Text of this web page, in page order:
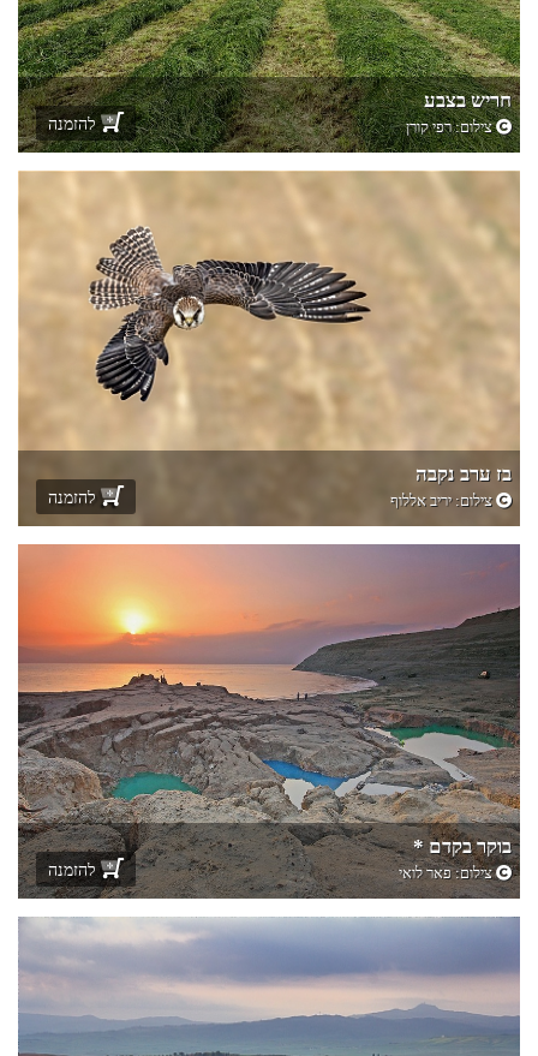
חריש בצבע
צילום:רפי קורן להזמנה
בז ערב נקבה
צילום:יריב אללוף להזמנה
בוקר בקדם *
צילום:פאר לואי להזמנה